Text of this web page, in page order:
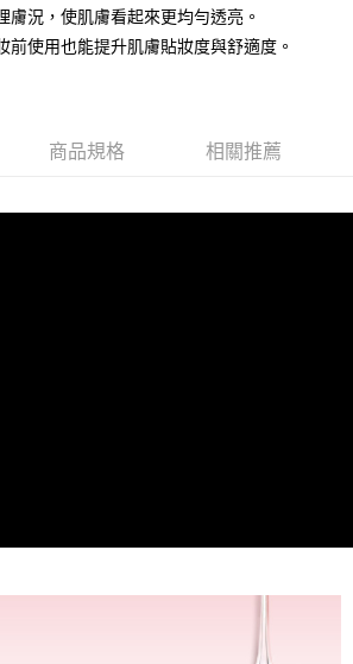
閱以下連結：https://oppay.tw/userRule
含以上)免運費
含以上)免運費
膚況，使肌膚看起來更均勻透亮。
前使用也能提升肌膚貼妝度與舒適度。
商品規格 相關推薦